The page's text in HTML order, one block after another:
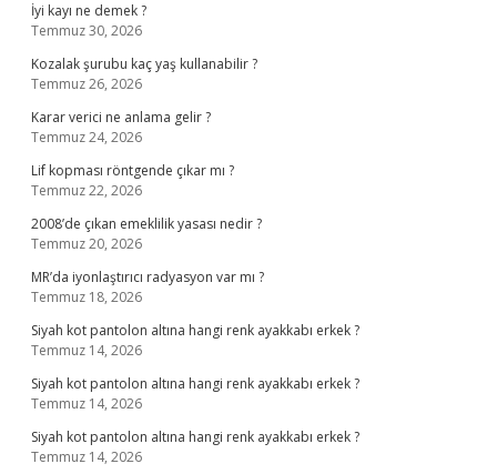
İyi kayı ne demek ?
Temmuz 30, 2026
Kozalak şurubu kaç yaş kullanabilir ?
Temmuz 26, 2026
Karar verici ne anlama gelir ?
Temmuz 24, 2026
Lif kopması röntgende çıkar mı ?
Temmuz 22, 2026
2008’de çıkan emeklilik yasası nedir ?
Temmuz 20, 2026
MR’da iyonlaştırıcı radyasyon var mı ?
Temmuz 18, 2026
Siyah kot pantolon altına hangi renk ayakkabı erkek ?
Temmuz 14, 2026
Siyah kot pantolon altına hangi renk ayakkabı erkek ?
Temmuz 14, 2026
Siyah kot pantolon altına hangi renk ayakkabı erkek ?
Temmuz 14, 2026